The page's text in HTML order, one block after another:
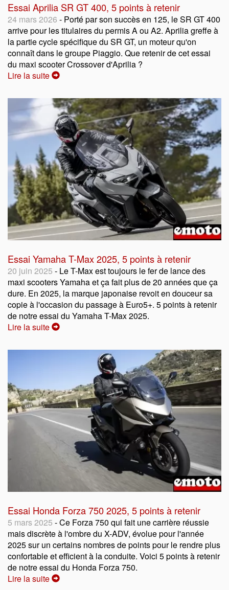
Essai Aprilia SR GT 400, 5 points à retenir
24 mars 2026 - Porté par son succès en 125, le SR GT 400
arrive pour les titulaires du permis A ou A2. Aprilia greffe à
la partie cycle spécifique du SR GT, un moteur qu'on
connaît dans le groupe Piaggio. Que retenir de cet essai
du maxi scooter Crossover d'Aprilia ?
Lire la suite
Essai Yamaha T-Max 2025, 5 points à retenir
20 juin 2025 - Le T-Max est toujours le fer de lance des
maxi scooters Yamaha et ça fait plus de 20 années que ça
dure. En 2025, la marque japonaise revoit en douceur sa
copie à l'occasion du passage à Euro5+. 5 points à retenir
de notre essai du Yamaha T-Max 2025.
Lire la suite
Essai Honda Forza 750 2025, 5 points à retenir
5 mars 2025 - Ce Forza 750 qui fait une carrière réussie
mais discrète à l'ombre du X-ADV, évolue pour l'année
2025 sur un certains nombres de points pour le rendre plus
confortable et efficient à la conduite. Voici 5 points à retenir
de notre essai du Honda Forza 750.
Lire la suite